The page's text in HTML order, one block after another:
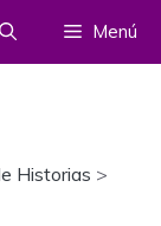
Menú
Historias >